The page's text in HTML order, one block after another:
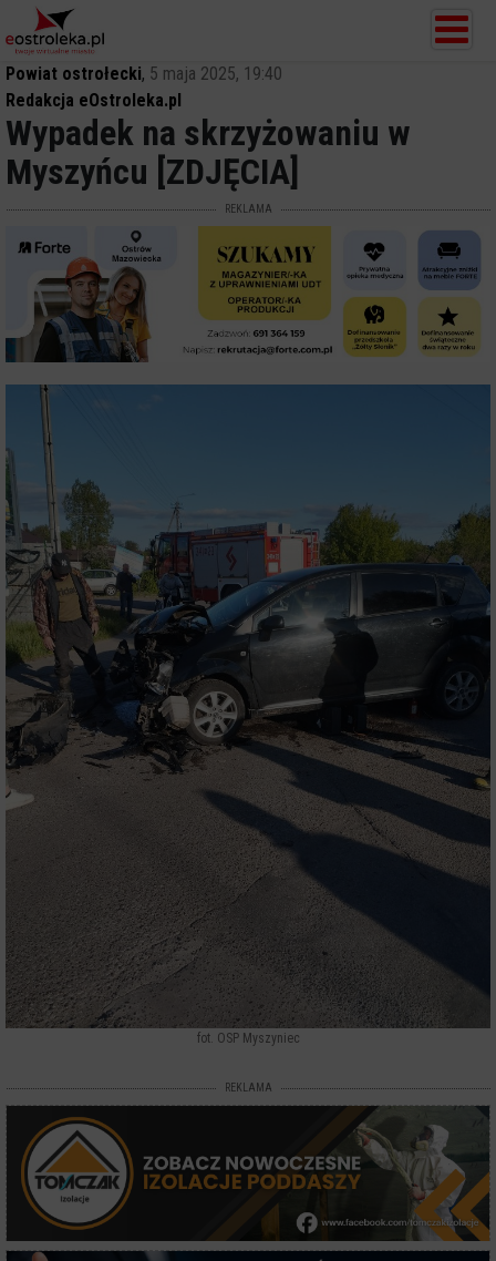
Powiat ostrołecki, 5 maja 2025, 19:40
Redakcja eOstroleka.pl
Wypadek na skrzyżowaniu w
Myszyńcu [ZDJĘCIA]
REKLAMA
fot. OSP Myszyniec
REKLAMA